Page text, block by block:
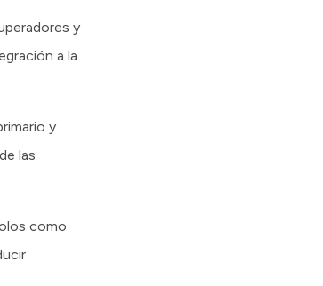
y
a la
y
las
como